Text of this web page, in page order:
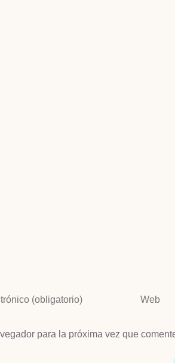
para la próxima vez que